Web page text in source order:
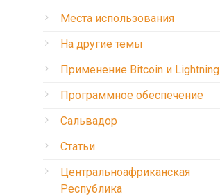
Места использования
На другие темы
Применение Bitcoin и Lightning
Программное обеспечение
Сальвадор
Статьи
Центральноафриканская
Республика